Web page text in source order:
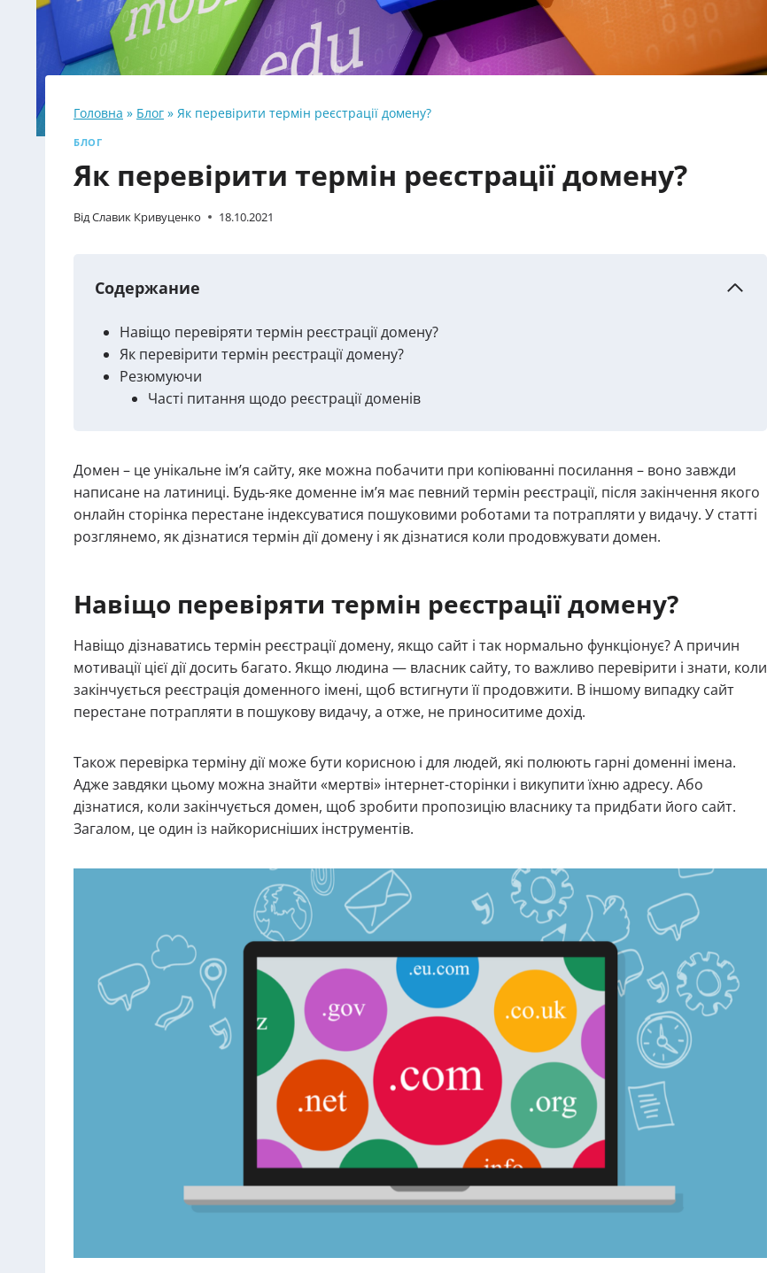
Головна » Блог » Як перевірити термін реєстрації домену?
БЛОГ
Як перевірити термін реєстрації домену?
ВідСлавик Кривуценко 18.10.2021
Содержание
Навіщо перевіряти термін реєстрації домену?
Як перевірити термін реєстрації домену?
Резюмуючи
Часті питання щодо реєстрації доменів
Домен – це унікальне ім’я сайту, яке можна побачити при копіюванні посилання – воно завжди
написане на латиниці. Будь-яке доменне ім’я має певний термін реєстрації, після закінчення якого
онлайн сторінка перестане індексуватися пошуковими роботами та потрапляти у видачу. У статті
розглянемо, як дізнатися термін дії домену і як дізнатися коли продовжувати домен.
Навіщо перевіряти термін реєстрації домену?
Навіщо дізнаватись термін реєстрації домену, якщо сайт і так нормально функціонує? А причин
мотивації цієї дії досить багато. Якщо людина — власник сайту, то важливо перевірити і знати, коли
закінчується реєстрація доменного імені, щоб встигнути її продовжити. В іншому випадку сайт
перестане потрапляти в пошукову видачу, а отже, не приноситиме дохід.
Також перевірка терміну дії може бути корисною і для людей, які полюють гарні доменні імена.
Адже завдяки цьому можна знайти «мертві» інтернет-сторінки і викупити їхню адресу. Або
дізнатися, коли закінчується домен, щоб зробити пропозицію власнику та придбати його сайт.
Загалом, це один із найкорисніших інструментів.